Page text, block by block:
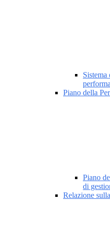
Piano della
Piano
di
Relazione